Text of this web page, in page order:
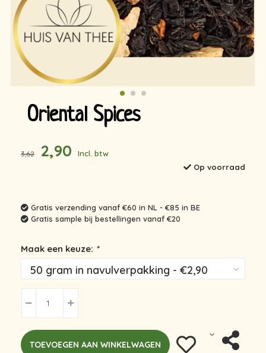
Oriental Spices
3,62 2,90
Incl. btw
Op voorraad
Gratis verzending vanaf €60 in NL - €85 in BE
Gratis sample bij bestellingen vanaf €20
Maak een keuze: *
TOEVOEGEN AAN WINKELWAGEN